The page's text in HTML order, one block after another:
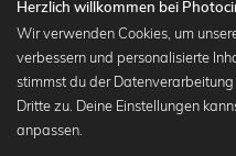
Beliebte
Wandbilder in
Herzlich willkommen bei
Wir verwenden Cookies, um
verbessern und personalisierte
stimmst du der
Dritte zu. Deine Einstellungen
anpassen.